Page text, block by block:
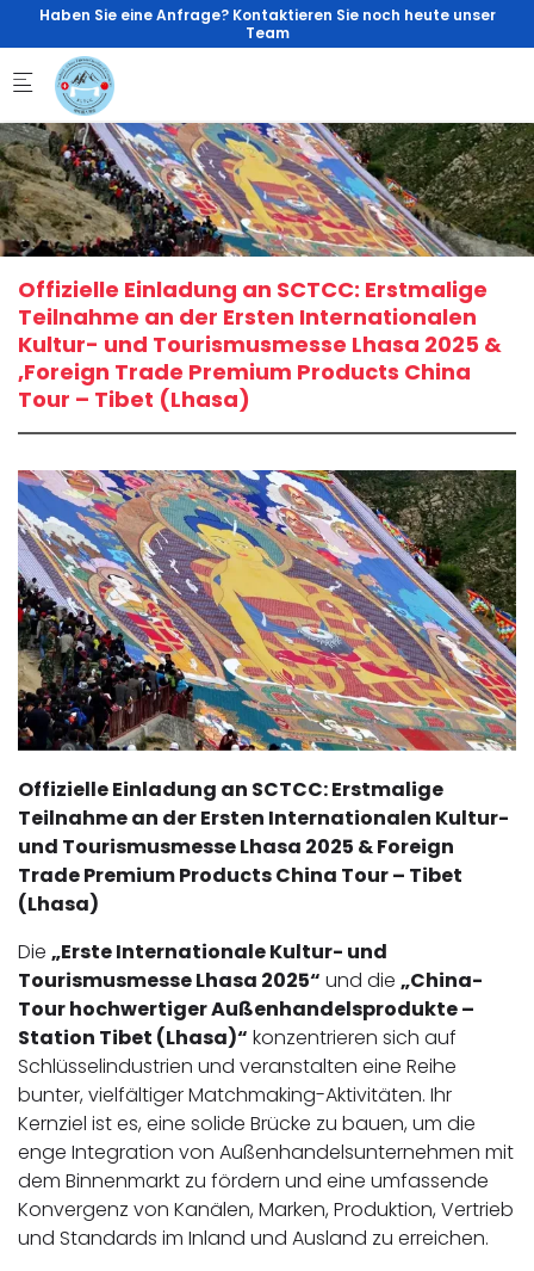
Skip to main content
Haben Sie eine Anfrage? Kontaktieren Sie noch heute unser
Team
Offizielle Einladung an SCTCC: Erstmalige
Teilnahme an der Ersten Internationalen
Kultur- und Tourismusmesse Lhasa 2025 &
‚Foreign Trade Premium Products China
Tour – Tibet (Lhasa)
Offizielle Einladung an SCTCC: Erstmalige
Teilnahme an der Ersten Internationalen Kultur-
und Tourismusmesse Lhasa 2025 & Foreign
Trade Premium Products China Tour – Tibet
(Lhasa)
Die „Erste Internationale Kultur- und
Tourismusmesse Lhasa 2025“ und die „China-
Tour hochwertiger Außenhandelsprodukte –
Station Tibet (Lhasa)“ konzentrieren sich auf
Schlüsselindustrien und veranstalten eine Reihe
bunter, vielfältiger Matchmaking-Aktivitäten. Ihr
Kernziel ist es, eine solide Brücke zu bauen, um die
enge Integration von Außenhandelsunternehmen mit
dem Binnenmarkt zu fördern und eine umfassende
Konvergenz von Kanälen, Marken, Produktion, Vertrieb
und Standards im Inland und Ausland zu erreichen.